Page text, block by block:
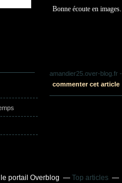
Bonne écoute en images.
amandier25.over-blog.fr -
commenter cet article
portail Overblog
Top articles